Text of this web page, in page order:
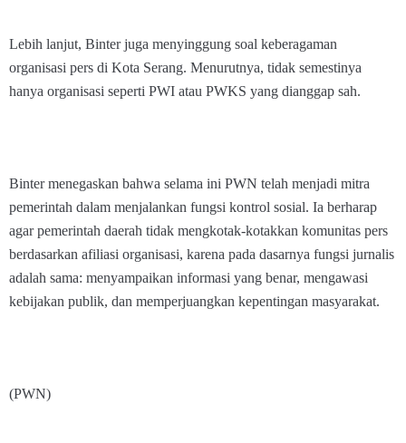
Lebih lanjut, Binter juga menyinggung soal keberagaman
organisasi pers di Kota Serang. Menurutnya, tidak semestinya
hanya organisasi seperti PWI atau PWKS yang dianggap sah.
Binter menegaskan bahwa selama ini PWN telah menjadi mitra
pemerintah dalam menjalankan fungsi kontrol sosial. Ia berharap
agar pemerintah daerah tidak mengkotak-kotakkan komunitas pers
berdasarkan afiliasi organisasi, karena pada dasarnya fungsi jurnalis
adalah sama: menyampaikan informasi yang benar, mengawasi
kebijakan publik, dan memperjuangkan kepentingan masyarakat.
(PWN)